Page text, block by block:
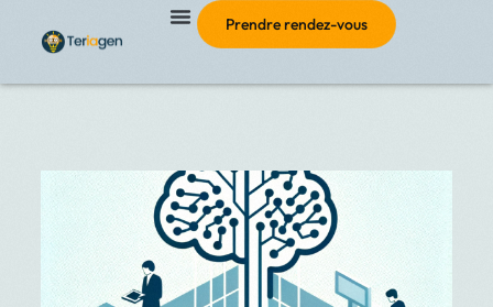
Prendre rendez-vous